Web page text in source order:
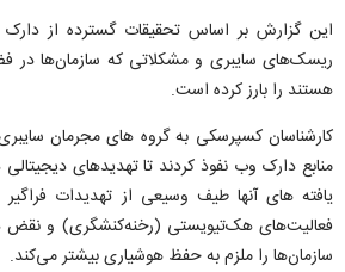
این گزارش بر اساس تحقیقات گسترده از
ریسک‌های سایبری و مشکلاتی که سازمان‌ها در
هستند را بارز کرده است.
کارشناسان کسپرسکی به گروه های مجرمان
منابع دارک وب نفوذ کردند تا تهدیدهای دیجیتالی
یافته های آنها طیف وسیعی از تهدیدات فراگیر
فعالیت‌های هک‌تیویستی (رخنه‌کنشگری) و نقض
سازمان‌ها را ملزم به حفظ هوشیاری بیشتر می‌کند.